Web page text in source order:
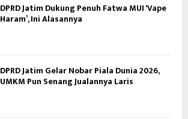
DPRD Jatim Dukung Penuh Fatwa MUI ‘Vape
Haram’, Ini Alasannya
DPRD Jatim Gelar Nobar Piala Dunia 2026,
UMKM Pun Senang Jualannya Laris